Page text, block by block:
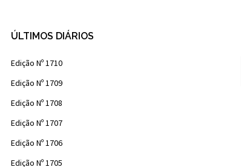
ÚLTIMOS DIÁRIOS
Edição Nº 1710
Edição Nº 1709
Edição Nº 1708
Edição Nº 1707
Edição Nº 1706
Edição Nº 1705